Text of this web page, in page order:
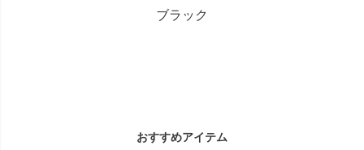
ブラック
おすすめアイテム